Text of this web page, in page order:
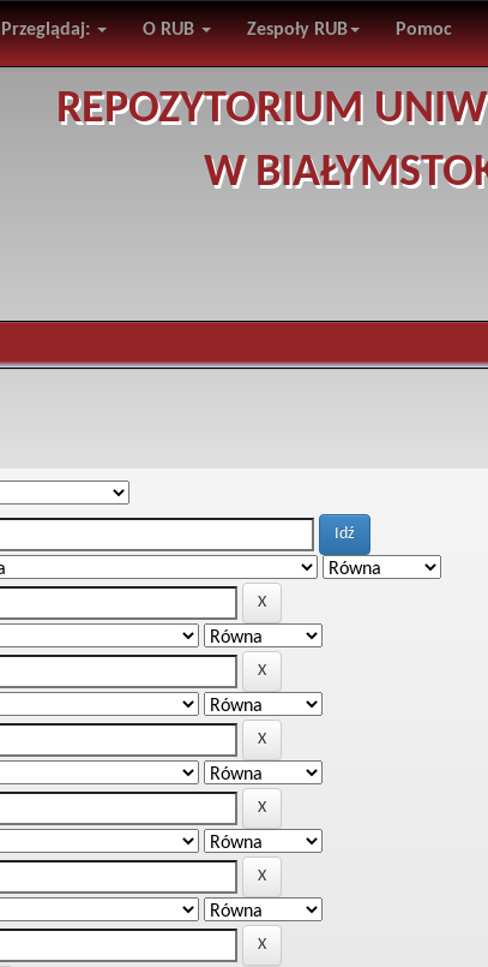
Przeglądaj: O RUB Zespoły RUB Pomoc
REPOZYTORIUM
W